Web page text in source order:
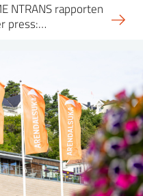
NTRANS rapporten
press:…